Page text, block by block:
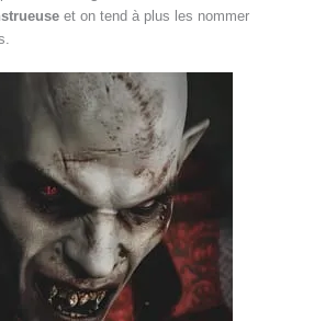
et on tend à plus les nommer